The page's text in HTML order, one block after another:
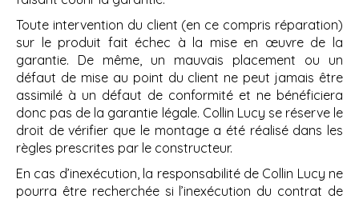
Toute intervention du client (en ce compris réparation)
sur le produit fait échec à la mise en œuvre de la
garantie. De même, un mauvais placement ou un
défaut de mise au point du client ne peut jamais être
assimilé à un défaut de conformité et ne bénéficiera
donc pas de la garantie légale. Collin Lucy se réserve le
droit de vérifier que le montage a été réalisé dans les
règles prescrites par le constructeur.
En cas d’inexécution, la responsabilité de Collin Lucy ne
pourra être recherchée si l’inexécution du contrat de